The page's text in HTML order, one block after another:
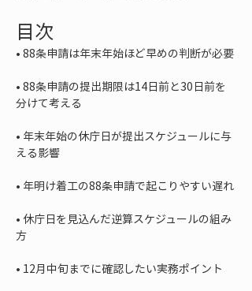
目次
•
• 88条申請の提出期限は14日前と30日前を
• 年末年始の休庁日が提出スケジュールに与
•
• 休庁日を見込んだ逆算スケジュールの組み
•